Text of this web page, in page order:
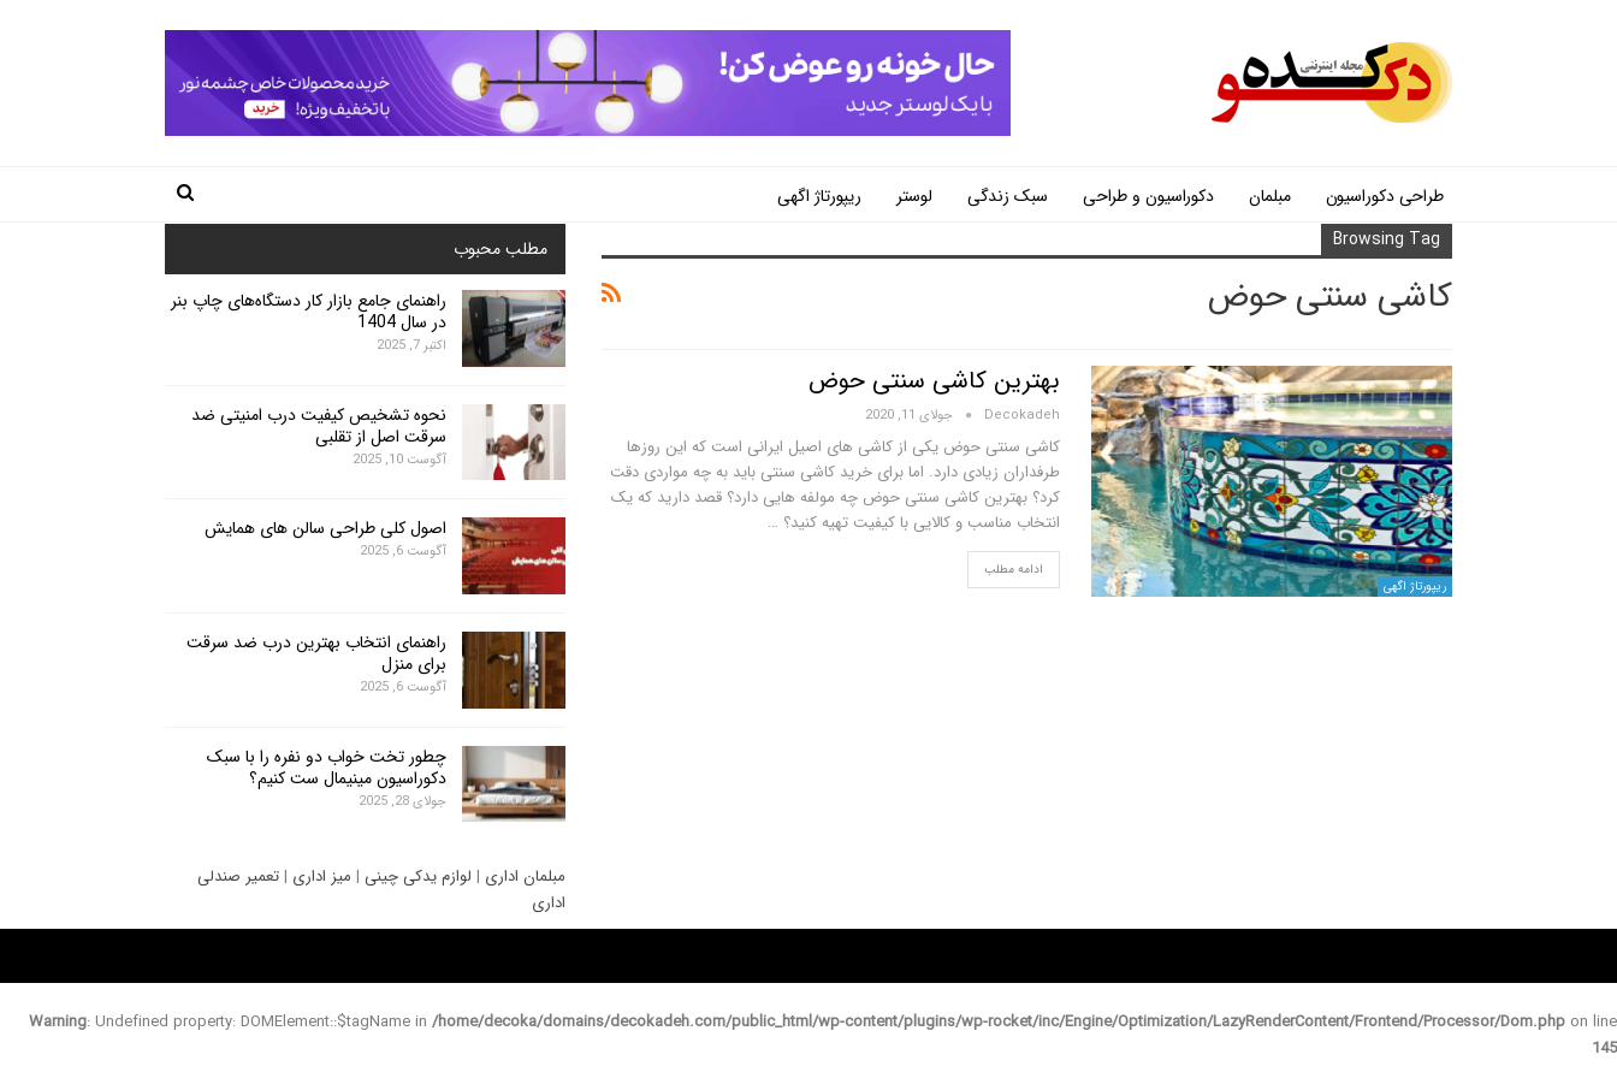
طراحی دکوراسیون مبلمان دکوراسیون و طراحی سبک زندگی لوستر
ریپورتاژ اگهی
Browsing Tag
کاشی سنتی حوض
ریپورتاژ اگهی
بهترین کاشی سنتی حوض
Decokadeh جولای 11, 2020
کاشی سنتی حوض یکی از کاشی های اصیل ایرانی است که این روزها
طرفداران زیادی دارد. اما برای خرید کاشی سنتی باید به چه مواردی دقت
کرد؟ بهترین کاشی سنتی حوض چه مولفه هایی دارد؟ قصد دارید که یک
انتخاب مناسب و کالایی با کیفیت تهیه کنید؟ …
ادامه مطلب
مطلب محبوب
راهنمای جامع بازار کار دستگاه‌های چاپ بنر
در سال 1404
اکتبر 7, 2025
نحوه تشخیص کیفیت درب امنیتی ضد
سرقت اصل از تقلبی
آگوست 10, 2025
اصول کلی طراحی سالن های همایش
آگوست 6, 2025
راهنمای انتخاب بهترین درب ضد سرقت
برای منزل
آگوست 6, 2025
چطور تخت خواب دو نفره را با سبک
دکوراسیون مینیمال ست کنیم؟
جولای 28, 2025
مبلمان اداری | لوازم یدکی چینی | میز اداری | تعمیر صندلی
اداری
Warning: Undefined property: DOMElement::$tagName in /home/decoka/domains/decokadeh.com/public_html/wp-content/plugins/wp-rocket/inc/Engine/Optimization/LazyRenderContent/Frontend/Processor/Dom.php on line
145